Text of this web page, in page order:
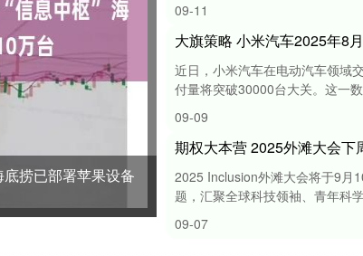
底捞已部署苹果设备
09-11
大旗策略 ​小米汽车2025年8
近日，小米汽车在电动汽车领域
付量将突破30000台大关。这一
09-09
期权大本营 2025外滩大会
2025 Inclusion外滩大会将于9月
题，汇聚全球科技领袖、青年科
09-07